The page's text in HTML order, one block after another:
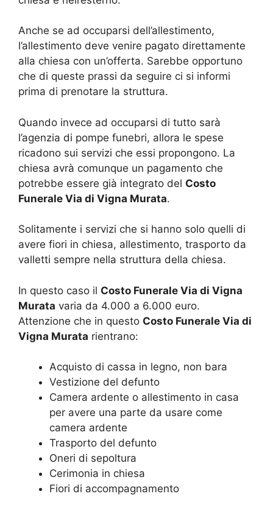
Anche se ad occuparsi dell’allestimento,
l’allestimento deve venire pagato direttamente
alla chiesa con un’offerta. Sarebbe opportuno
che di queste prassi da seguire ci si informi
prima di prenotare la struttura.
Quando invece ad occuparsi di tutto sarà
l’agenzia di pompe funebri, allora le spese
ricadono sui servizi che essi propongono. La
chiesa avrà comunque un pagamento che
potrebbe essere già integrato del Costo
Funerale Via di Vigna Murata.
Solitamente i servizi che si hanno solo quelli di
avere fiori in chiesa, allestimento, trasporto da
valletti sempre nella struttura della chiesa.
In questo caso il Costo Funerale Via di Vigna
Murata varia da 4.000 a 6.000 euro.
Attenzione che in questo Costo Funerale Via di
Vigna Murata rientrano:
Acquisto di cassa in legno, non bara
Vestizione del defunto
Camera ardente o allestimento in casa
per avere una parte da usare come
camera ardente
Trasporto del defunto
Oneri di sepoltura
Cerimonia in chiesa
Fiori di accompagnamento